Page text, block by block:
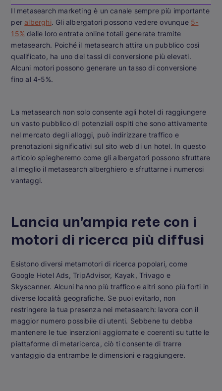
Il metasearch marketing è un canale sempre più importante
per alberghi. Gli albergatori possono vedere ovunque 5-
15% delle loro entrate online totali generate tramite
metasearch. Poiché il metasearch attira un pubblico così
qualificato, ha uno dei tassi di conversione più elevati.
Alcuni motori possono generare un tasso di conversione
fino al 4-5%.
La metasearch non solo consente agli hotel di raggiungere
un vasto pubblico di potenziali ospiti che sono attivamente
nel mercato degli alloggi, può indirizzare traffico e
prenotazioni significativi sul sito web di un hotel. In questo
articolo spiegheremo come gli albergatori possono sfruttare
al meglio il metasearch alberghiero e sfruttarne i numerosi
vantaggi.
Lancia un'ampia rete con i
motori di ricerca più diffusi
Esistono diversi metamotori di ricerca popolari, come
Google Hotel Ads, TripAdvisor, Kayak, Trivago e
Skyscanner. Alcuni hanno più traffico e altri sono più forti in
diverse località geografiche. Se puoi evitarlo, non
restringere la tua presenza nei metasearch: lavora con il
maggior numero possibile di utenti. Sebbene tu debba
mantenere le tue inserzioni aggiornate e coerenti su tutte le
piattaforme di metaricerca, ciò ti consente di trarre
vantaggio da entrambe le dimensioni eraggiungere.